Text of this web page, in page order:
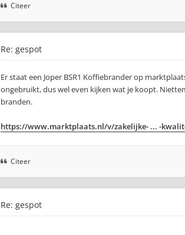
Citeer
Re: gespot
Er staat een Joper BSR1 Koffiebrander op
ongebruikt, dus wel even kijken wat je koopt.
branden.
https://www.marktplaats.nl/v/zakelijke- ... -
Citeer
Re: gespot